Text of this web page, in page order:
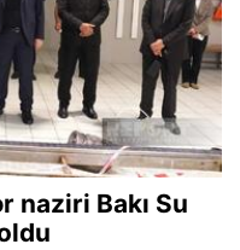
naziri Bakı Su